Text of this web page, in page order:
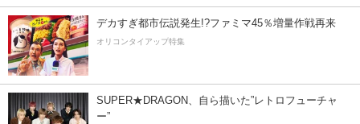
デカすぎ都市伝説発生!?ファミマ45％増量作戦再来
オリコンタイアップ特集
SUPER★DRAGON、自ら描いた”レトロフューチャ
ー”